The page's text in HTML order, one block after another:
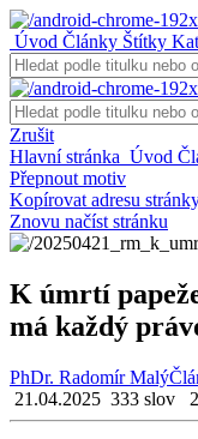
Úvod Články Štítky
Zrušit
Hlavní stránka Úvod
Přepnout motiv
Kopírovat adresu
Znovu načíst stránku
K úmrtí
má každý
PhDr. Radomír Malý
21.04.2025 333 slov